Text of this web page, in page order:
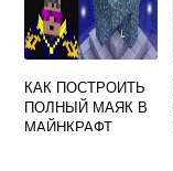
КАК ПОСТРОИТЬ
ПОЛНЫЙ МАЯК В
МАЙНКРАФТ